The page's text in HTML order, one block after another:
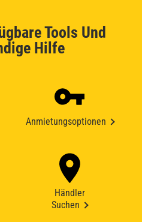
Tools Und
Hilfe
Anmietungsoptionen
Händler
Suchen